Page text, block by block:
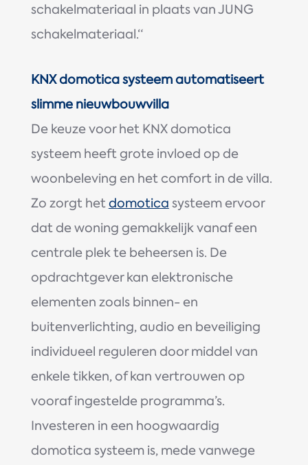
schakelmateriaal in plaats van JUNG
schakelmateriaal.“
KNX domotica systeem automatiseert
slimme nieuwbouwvilla
De keuze voor het KNX domotica
systeem heeft grote invloed op de
woonbeleving en het comfort in de villa.
Zo zorgt hetdomotica systeem ervoor
dat de woning gemakkelijk vanaf een
centrale plek te beheersen is. De
opdrachtgever kan elektronische
elementen zoals binnen- en
buitenverlichting, audio en beveiliging
individueel reguleren door middel van
enkele tikken, of kan vertrouwen op
vooraf ingestelde programma’s.
Investeren in een hoogwaardig
domotica systeem is, mede vanwege